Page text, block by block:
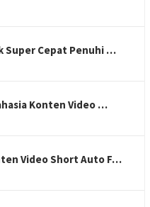
Super Cepat Penuhi …
Konten Video …
Video Short Auto F…